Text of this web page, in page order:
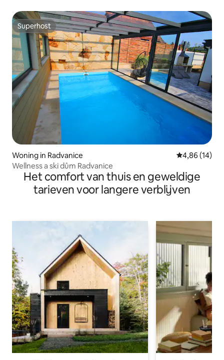
Superhost
Superhost
Woning in Radvanice Gemiddelde
4,86 (14)
Wellness a ski dům Radvanice
Het comfort van thuis en geweldige
tarieven voor langere verblijven